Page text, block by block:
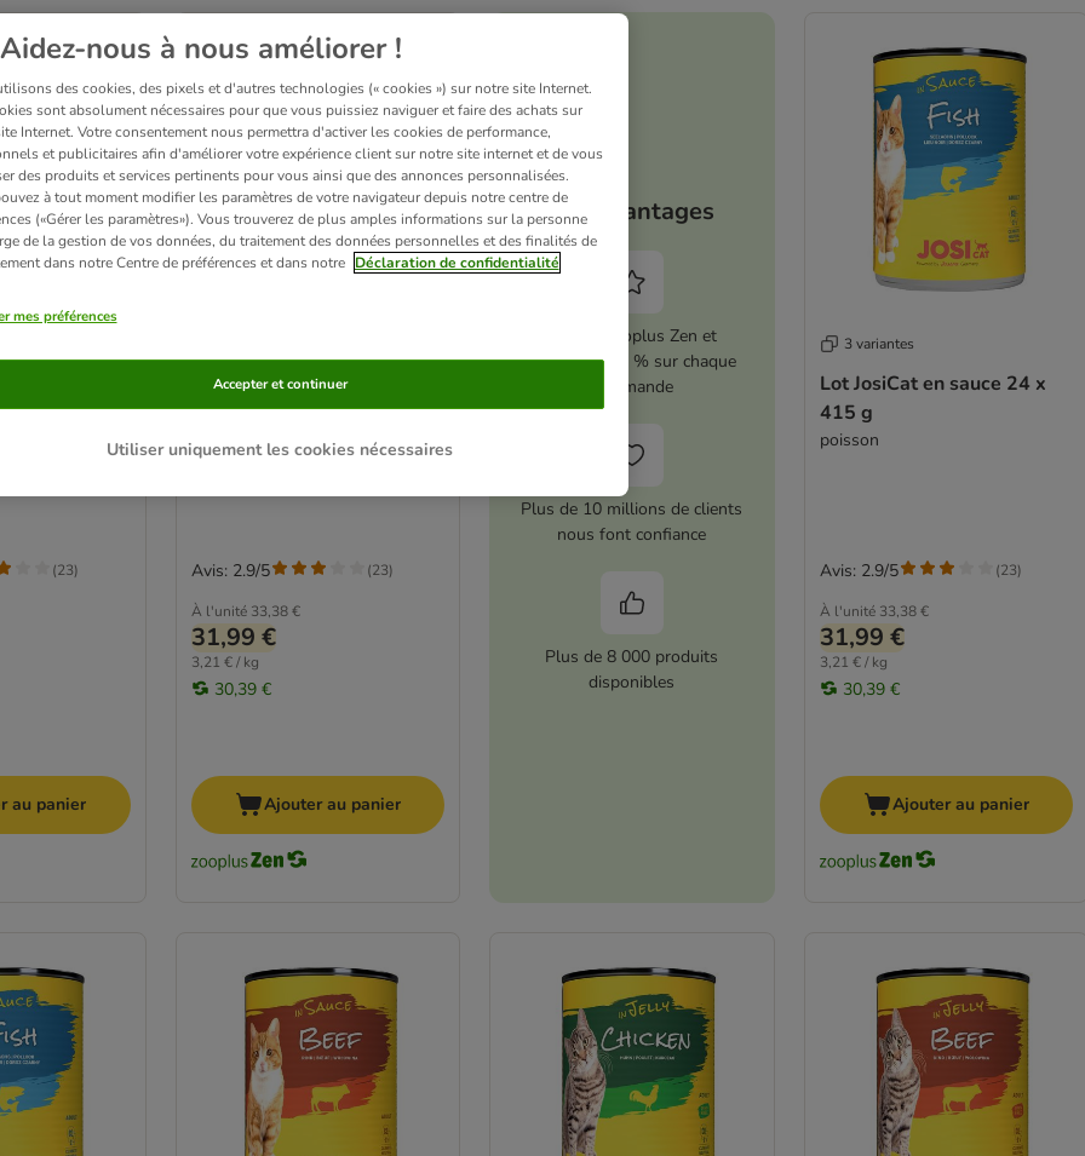
been changed
24 x
(23)
au panier
Lot JosiCat en sauce 24 x
415 g
poulet
À l'unité 33,38 €
31,99 €
3,21 € / kg
30,39 €
Avis: 2.9/5 (23)
Ajouter au panier
Vos avantages
Activez zooplus Zen et
économisez 5 % sur chaque
commande
Plus de 10 millions de clients
nous font confiance
Plus de 8 000 produits
disponibles
3 variantes
Lot JosiCat en sauce 24 x
415 g
poisson
À l'unité 33,38 €
31,99 €
3,21 € / kg
30,39 €
Avis: 2.9/5 (23)
Ajouter au panier
Aidez-nous à nous améliorer !
des cookies, des pixels et d'autres technologies (« cookies ») sur notre site Internet.
sont absolument nécessaires pour que vous puissiez naviguer et faire des achats sur
Internet. Votre consentement nous permettra d'activer les cookies de performance,
et publicitaires afin d'améliorer votre expérience client sur notre site internet et de vous
des produits et services pertinents pour vous ainsi que des annonces personnalisées.
à tout moment modifier les paramètres de votre navigateur depuis notre centre de
(«Gérer les paramètres»). Vous trouverez de plus amples informations sur la personne
de la gestion de vos données, du traitement des données personnelles et des finalités de
dans notre Centre de préférences et dans notre Déclaration de confidentialité
mes préférences
Utiliser uniquement les cookies nécessaires
Accepter et continuer